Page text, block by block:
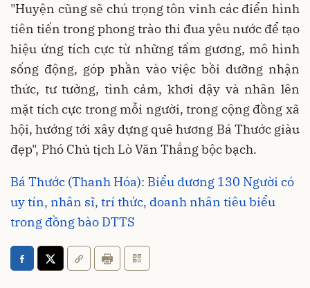
"Huyện cũng sẽ chú trọng tôn vinh các điển hình
tiên tiến trong phong trào thi đua yêu nước để tạo
hiệu ứng tích cực từ những tấm gương, mô hình
sống động, góp phần vào việc bồi dưỡng nhận
thức, tư tưởng, tình cảm, khơi dậy và nhân lên
mặt tích cực trong mỗi người, trong cộng đồng xã
hội, hướng tới xây dựng quê hương Bá Thước giàu
đẹp", Phó Chủ tịch Lò Văn Thắng bộc bạch.
Bá Thước (Thanh Hóa): Biểu dương 130 Người có
uy tín, nhân sĩ, trí thức, doanh nhân tiêu biểu
trong đồng bào DTTS